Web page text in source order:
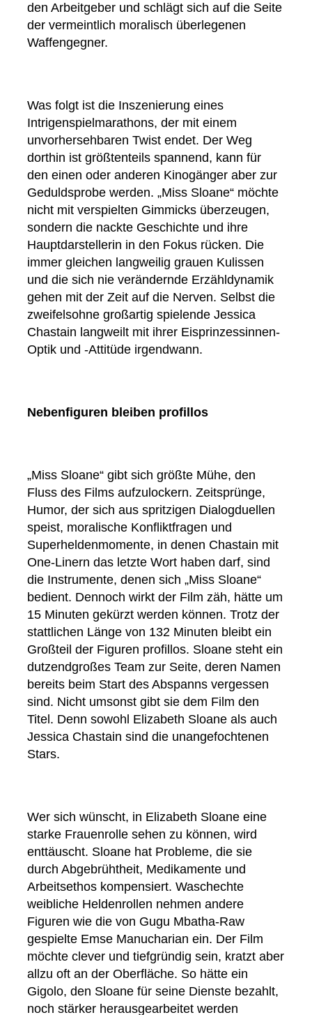
den Arbeitgeber und schlägt sich auf die Seite
der vermeintlich moralisch überlegenen
Waffengegner.
Was folgt ist die Inszenierung eines
Intrigenspielmarathons, der mit einem
unvorhersehbaren Twist endet. Der Weg
dorthin ist größtenteils spannend, kann für
den einen oder anderen Kinogänger aber zur
Geduldsprobe werden. „Miss Sloane“ möchte
nicht mit verspielten Gimmicks überzeugen,
sondern die nackte Geschichte und ihre
Hauptdarstellerin in den Fokus rücken. Die
immer gleichen langweilig grauen Kulissen
und die sich nie verändernde Erzähldynamik
gehen mit der Zeit auf die Nerven. Selbst die
zweifelsohne großartig spielende Jessica
Chastain langweilt mit ihrer Eisprinzessinnen-
Optik und -Attitüde irgendwann.
Nebenfiguren bleiben profillos
„Miss Sloane“ gibt sich größte Mühe, den
Fluss des Films aufzulockern. Zeitsprünge,
Humor, der sich aus spritzigen Dialogduellen
speist, moralische Konfliktfragen und
Superheldenmomente, in denen Chastain mit
One-Linern das letzte Wort haben darf, sind
die Instrumente, denen sich „Miss Sloane“
bedient. Dennoch wirkt der Film zäh, hätte um
15 Minuten gekürzt werden können. Trotz der
stattlichen Länge von 132 Minuten bleibt ein
Großteil der Figuren profillos. Sloane steht ein
dutzendgroßes Team zur Seite, deren Namen
bereits beim Start des Abspanns vergessen
sind. Nicht umsonst gibt sie dem Film den
Titel. Denn sowohl Elizabeth Sloane als auch
Jessica Chastain sind die unangefochtenen
Stars.
Wer sich wünscht, in Elizabeth Sloane eine
starke Frauenrolle sehen zu können, wird
enttäuscht. Sloane hat Probleme, die sie
durch Abgebrühtheit, Medikamente und
Arbeitsethos kompensiert. Waschechte
weibliche Heldenrollen nehmen andere
Figuren wie die von Gugu Mbatha-Raw
gespielte Emse Manucharian ein. Der Film
möchte clever und tiefgründig sein, kratzt aber
allzu oft an der Oberfläche. So hätte ein
Gigolo, den Sloane für seine Dienste bezahlt,
noch stärker herausgearbeitet werden